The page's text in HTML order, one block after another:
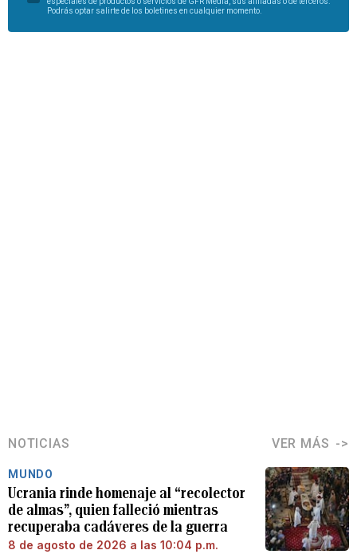
Podrás optar salirte de los boletines en cualquier momento.
NOTICIAS VER MÁS
MUNDO
Ucrania rinde homenaje al “recolector
de almas”, quien falleció mientras
recuperaba cadáveres de la guerra
8 de agosto de 2026 a las 10:04 p.m.